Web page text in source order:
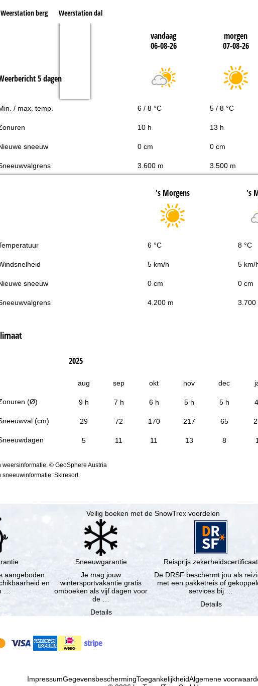
Weerstation berg Weerstation dal
vandaag
06-08-26
morgen
07-08-26
5 dagen
/ max. temp. 6 / 8 °C 5 / 8 °C
10 h 13 h
sneeuw 0 cm 0 cm
3.600 m 3.500 m
's Morgens 's
6 °C 8 °C
5 km/h 5 km/
sneeuw 0 cm 0 cm
4.200 m 3.700
(Ø)
(cm)
2025
aug sep okt nov dec
9 h 7 h 6 h 5 h 5 h
29 72 170 217 65
5 11 11 13 8
weersinformatie: © GeoSphere Austria
sneeuwinformatie: Skiresort
Veilig boeken met de SnowTrex voordelen
aangeboden
en
…
Sneeuwgarantie
Je mag jouw
wintersportvakantie gratis
omboeken als vijf dagen voor
de …
Details
Reisprijs zekerheidscertificaat
De DRSF beschermt jou als
met een pakketreis of gekoppelde
services bij …
Details
ImpressumGegevensbeschermingToegankelijkheidAlgemene